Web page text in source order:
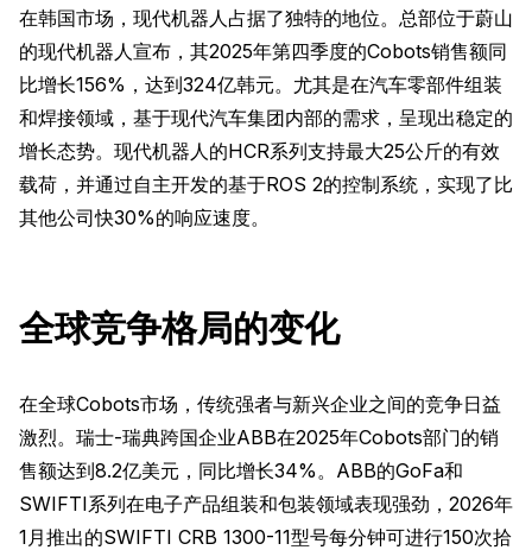
在韩国市场，现代机器人占据了独特的地位。总部位于蔚山
的现代机器人宣布，其2025年第四季度的Cobots销售额同
比增长156%，达到324亿韩元。尤其是在汽车零部件组装
和焊接领域，基于现代汽车集团内部的需求，呈现出稳定的
增长态势。现代机器人的HCR系列支持最大25公斤的有效
载荷，并通过自主开发的基于ROS 2的控制系统，实现了比
其他公司快30%的响应速度。
全球竞争格局的变化
在全球Cobots市场，传统强者与新兴企业之间的竞争日益
激烈。瑞士-瑞典跨国企业ABB在2025年Cobots部门的销
售额达到8.2亿美元，同比增长34%。ABB的GoFa和
SWIFTI系列在电子产品组装和包装领域表现强劲，2026年
1月推出的SWIFTI CRB 1300-11型号每分钟可进行150次拾